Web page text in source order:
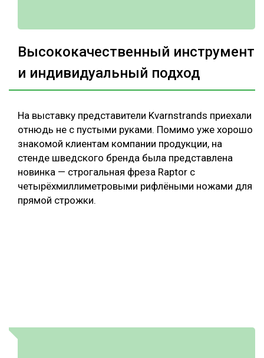
Высококачественный инструмент
и индивидуальный подход
На выставку представители Kvarnstrands приехали
отнюдь не с пустыми руками. Помимо уже хорошо
знакомой клиентам компании продукции, на
стенде шведского бренда была представлена
новинка — строгальная фреза Raptor с
четырёхмиллиметровыми рифлёными ножами для
прямой строжки.